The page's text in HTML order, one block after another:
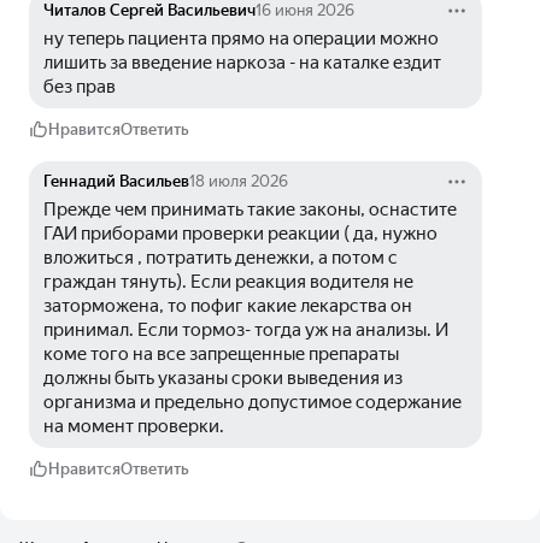
Читалов Сергей Васильевич16 июня 2026
ну теперь пациента прямо на операции можно
лишить за введение наркоза - на каталке ездит
без прав
НравитсяОтветить
Геннадий Васильев18 июля 2026
Прежде чем принимать такие законы, оснастите
ГАИ приборами проверки реакции ( да, нужно
вложиться , потратить денежки, а потом с
граждан тянуть). Если реакция водителя не
заторможена, то пофиг какие лекарства он
принимал. Если тормоз- тогда уж на анализы. И
коме того на все запрещенные препараты
должны быть указаны сроки выведения из
организма и предельно допустимое содержание
на момент проверки.
НравитсяОтветить